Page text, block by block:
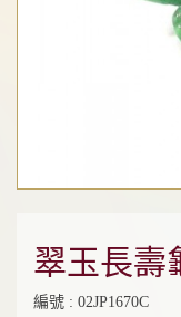
翠玉長壽
編號 : 02JP1670C